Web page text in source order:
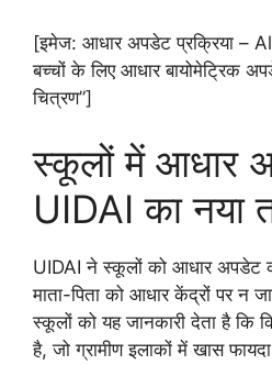
[इमेज: आधार अपडेट प्रक्रिया –
बच्चों के लिए आधार बायोमेट्रिक
चित्रण”]
स्कूलों में आधार
UIDAI का नया
UIDAI ने स्कूलों को आधार अपडेट
माता-पिता को आधार केंद्रों पर न
स्कूलों को यह जानकारी देता है कि
है, जो ग्रामीण इलाकों में खास